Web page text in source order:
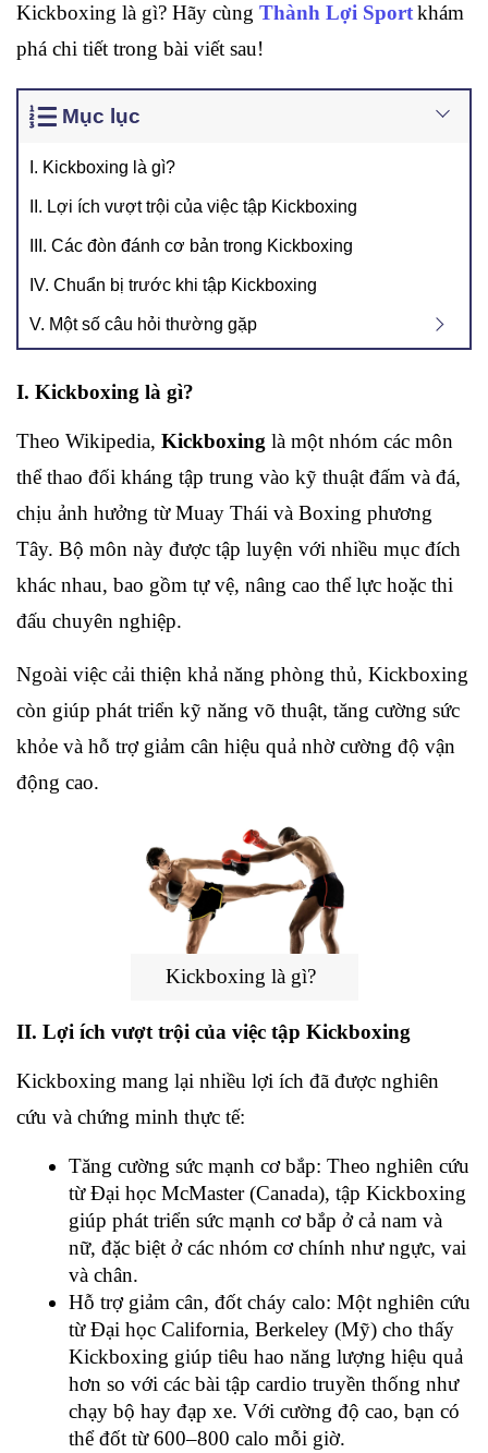
Kickboxing là gì? Hãy cùng Thành Lợi Sportkhám
phá chi tiết trong bài viết sau!
Mục lục
I. Kickboxing là gì?
II. Lợi ích vượt trội của việc tập Kickboxing
III. Các đòn đánh cơ bản trong Kickboxing
IV. Chuẩn bị trước khi tập Kickboxing
V. Một số câu hỏi thường gặp
I. Kickboxing là gì?
Theo Wikipedia, Kickboxing là một nhóm các môn
thể thao đối kháng tập trung vào kỹ thuật đấm và đá,
chịu ảnh hưởng từ Muay Thái và Boxing phương
Tây. Bộ môn này được tập luyện với nhiều mục đích
khác nhau, bao gồm tự vệ, nâng cao thể lực hoặc thi
đấu chuyên nghiệp.
Ngoài việc cải thiện khả năng phòng thủ, Kickboxing
còn giúp phát triển kỹ năng võ thuật, tăng cường sức
khỏe và hỗ trợ giảm cân hiệu quả nhờ cường độ vận
động cao.
Kickboxing là gì?
II. Lợi ích vượt trội của việc tập Kickboxing
Kickboxing mang lại nhiều lợi ích đã được nghiên
cứu và chứng minh thực tế:
Tăng cường sức mạnh cơ bắp: Theo nghiên cứu
từ Đại học McMaster (Canada), tập Kickboxing
giúp phát triển sức mạnh cơ bắp ở cả nam và
nữ, đặc biệt ở các nhóm cơ chính như ngực, vai
và chân.
Hỗ trợ giảm cân, đốt cháy calo: Một nghiên cứu
từ Đại học California, Berkeley (Mỹ) cho thấy
Kickboxing giúp tiêu hao năng lượng hiệu quả
hơn so với các bài tập cardio truyền thống như
chạy bộ hay đạp xe. Với cường độ cao, bạn có
thể đốt từ 600–800 calo mỗi giờ.